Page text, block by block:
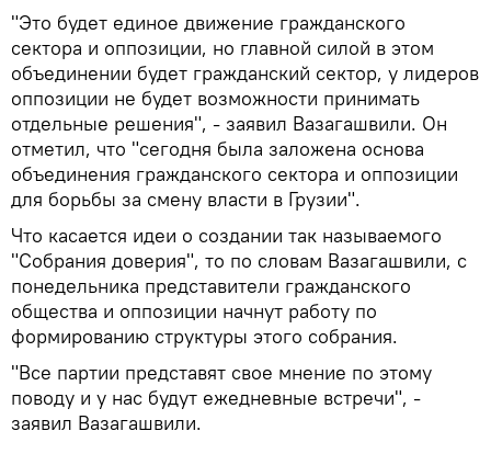
"Это будет единое движение гражданского
сектора и оппозиции, но главной силой в этом
объединении будет гражданский сектор, у лидеров
оппозиции не будет возможности принимать
отдельные решения", - заявил Вазагашвили. Он
отметил, что "сегодня была заложена основа
объединения гражданского сектора и оппозиции
для борьбы за смену власти в Грузии".
Что касается идеи о создании так называемого
"Собрания доверия", то по словам Вазагашвили, с
понедельника представители гражданского
общества и оппозиции начнут работу по
формированию структуры этого собрания.
"Все партии представят свое мнение по этому
поводу и у нас будут ежедневные встречи", -
заявил Вазагашвили.